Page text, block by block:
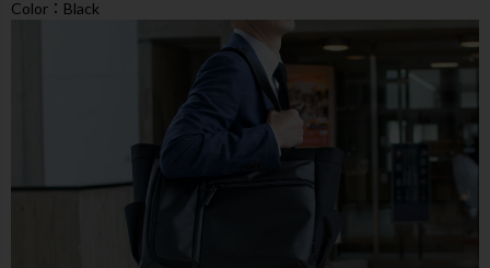
Color：Black